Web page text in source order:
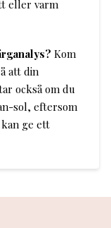
eller varm
Kom
att din
också om du
sol, eftersom
ge ett